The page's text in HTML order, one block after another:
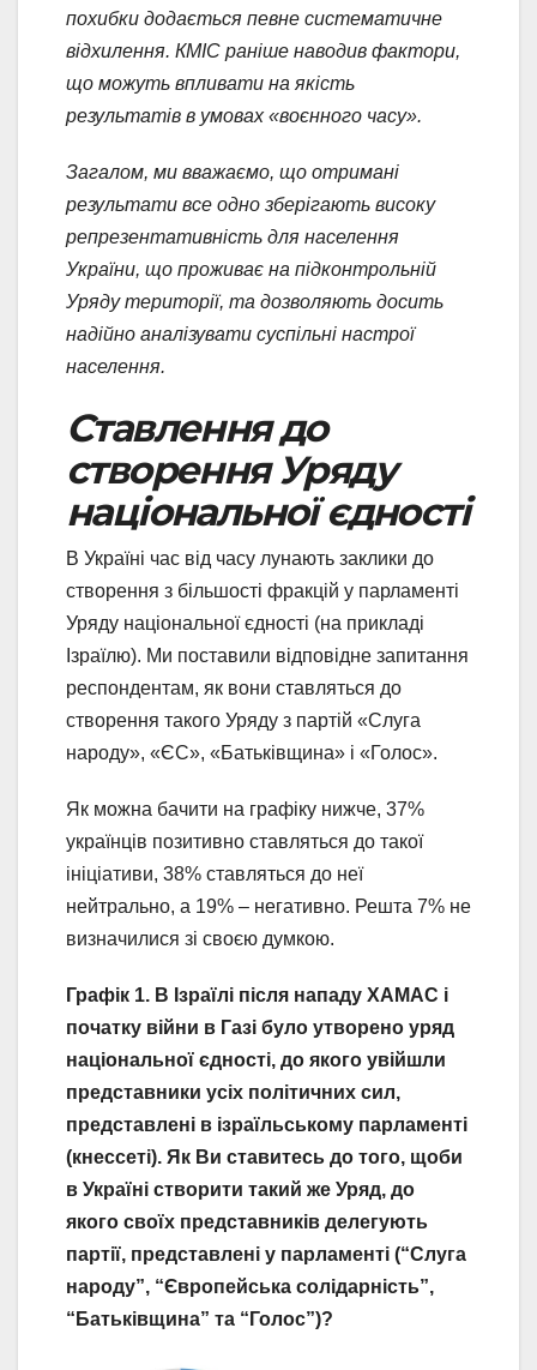
похибки додається певне систематичне
відхилення. КМІС раніше наводив фактори,
що можуть впливати на якість
результатів в умовах «воєнного часу».
Загалом, ми вважаємо, що отримані
результати все одно зберігають високу
репрезентативність для населення
України, що проживає на підконтрольній
Уряду території, та дозволяють досить
надійно аналізувати суспільні настрої
населення.
Ставлення до
створення Уряду
національної єдності
В Україні час від часу лунають заклики до
створення з більшості фракцій у парламенті
Уряду національної єдності (на прикладі
Ізраїлю). Ми поставили відповідне запитання
респондентам, як вони ставляться до
створення такого Уряду з партій «Слуга
народу», «ЄС», «Батьківщина» і «Голос».
Як можна бачити на графіку нижче, 37%
українців позитивно ставляться до такої
ініціативи, 38% ставляться до неї
нейтрально, а 19% – негативно. Решта 7% не
визначилися зі своєю думкою.
Графік 1. В Ізраїлі після нападу ХАМАС і
початку війни в Газі було утворено уряд
національної єдності, до якого увійшли
представники усіх політичних сил,
представлені в ізраїльському парламенті
(кнессеті). Як Ви ставитесь до того, щоби
в Україні створити такий же Уряд, до
якого своїх представників делегують
партії, представлені у парламенті (“Слуга
народу”, “Європейська солідарність”,
“Батьківщина” та “Голос”)?